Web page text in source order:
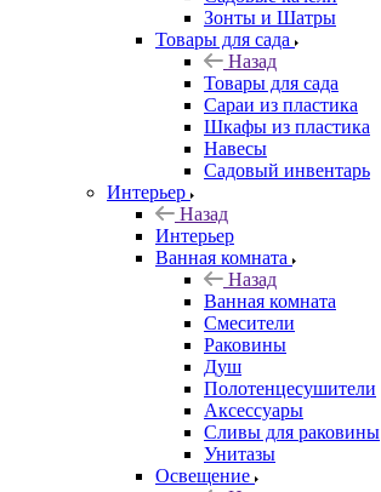
Зонты и Шатры
Товары для сада
Назад
Товары для сада
Сараи из пластика
Шкафы из пластика
Навесы
Садовый инвентарь
Интерьер
Назад
Интерьер
Ванная комната
Назад
Ванная комната
Смесители
Раковины
Душ
Полотенцесушители
Аксессуары
Сливы для раковины
Унитазы
Освещение